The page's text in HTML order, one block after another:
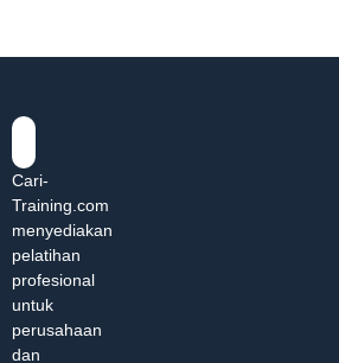
Cari-
Training.com
menyediakan
pelatihan
profesional
untuk
perusahaan
dan